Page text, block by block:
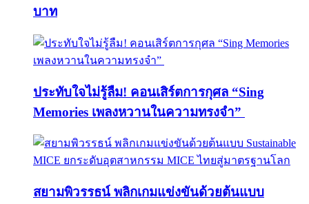
บาท
ประทับใจไม่รู้ลืม! คอนเสิร์ตการกุศล “Sing
Memories เพลงหวานในความทรงจำ”
สยามพิวรรธน์ พลิกเกมแข่งขันด้วยต้นแบบ